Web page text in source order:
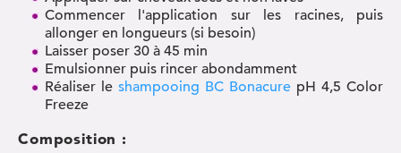
Commencer l'application sur les racines, puis
allonger en longueurs (si besoin)
Laisser poser 30 à 45 min
Emulsionner puis rincer abondamment
Réaliser le shampooing BC Bonacure pH 4,5 Color
Freeze
Composition :